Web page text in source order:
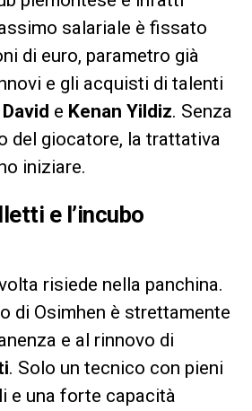
salariale è fissato
di euro, parametro già
e gli acquisti di talenti
e Kenan Yildiz. Senza
del giocatore, la trattativa
iniziare.
e l’incubo
risiede nella panchina.
di Osimhen è strettamente
e al rinnovo di
. Solo un tecnico con pieni
e una forte capacità